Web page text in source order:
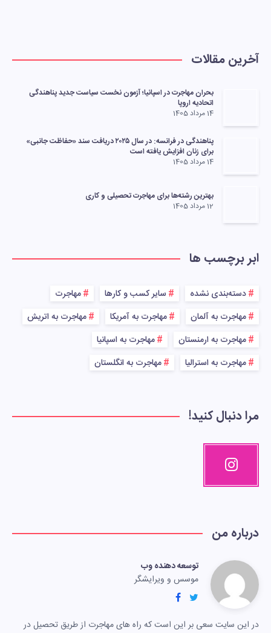
آخرین مقالات
بحران مهاجرت در اسپانیا؛ آزمون نخست سیاست جدید پناهندگی
اتحادیه اروپا
14 مرداد 1405
پناهندگی در فرانسه: در سال ۲۰۲۵ دریافت سند «حفاظت جانبی»
برای زنان افزایش یافته است
14 مرداد 1405
بهترین رشته‌ها برای مهاجرت تحصیلی و کاری
12 مرداد 1405
ابر برچسب ها
دسته‌بندی نشده سایر کسب و کارها
مهاجرت
مهاجرت به آلمان
مهاجرت به آمریکا
مهاجرت به اتریش
مهاجرت به ارمنستان
مهاجرت به اسپانیا
مهاجرت به استرالیا
مهاجرت به انگلستان
مرا دنبال کنید!
درباره من
توسعه دهنده وب
موسس و ویرایشگر
در این سایت سعی بر این است که راه های مهاجرت از طریق تحصیل در